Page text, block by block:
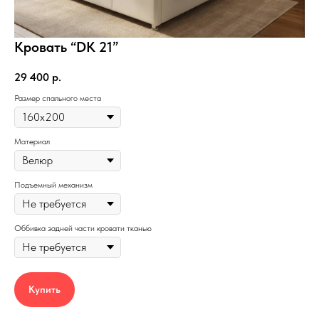
Кровать “DK 21”
29 400 р.
Размер спального места
Материал
Подъемный механизм
Оббивка задней части кровати тканью
Купить